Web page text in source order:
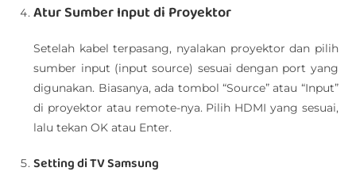
Atur Sumber Input di Proyektor
Setelah kabel terpasang, nyalakan proyektor dan pilih
sumber input (input source) sesuai dengan port yang
digunakan. Biasanya, ada tombol “Source” atau “Input”
di proyektor atau remote-nya. Pilih HDMI yang sesuai,
lalu tekan OK atau Enter.
Setting di TV Samsung